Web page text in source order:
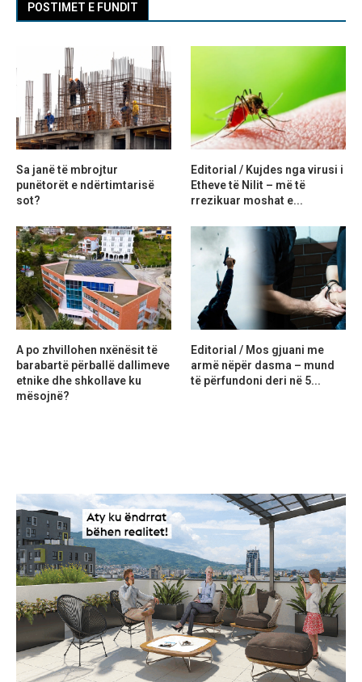
POSTIMET E FUNDIT
Sa janë të mbrojtur
punëtorët e ndërtimtarisë
sot?
Editorial / Kujdes nga virusi i
Etheve të Nilit – më të
rrezikuar moshat e...
A po zhvillohen nxënësit të
barabartë përballë dallimeve
etnike dhe shkollave ku
mësojnë?
Editorial / Mos gjuani me
armë nëpër dasma – mund
të përfundoni deri në 5...